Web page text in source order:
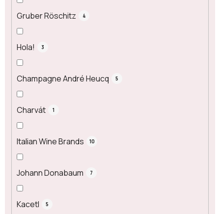
Gruber Röschitz 4
Hola! 3
Champagne André Heucq 5
Charvát 1
Italian Wine Brands 10
Johann Donabaum 7
Kacetl 5